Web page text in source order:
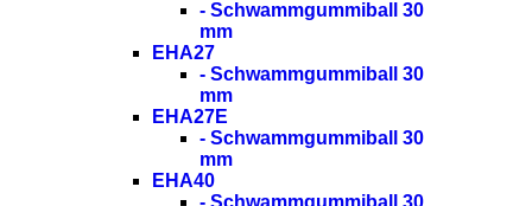
- Schwammgummiball 30
mm
EHA27
- Schwammgummiball 30
mm
EHA27E
- Schwammgummiball 30
mm
EHA40
- Schwammgummiball 30